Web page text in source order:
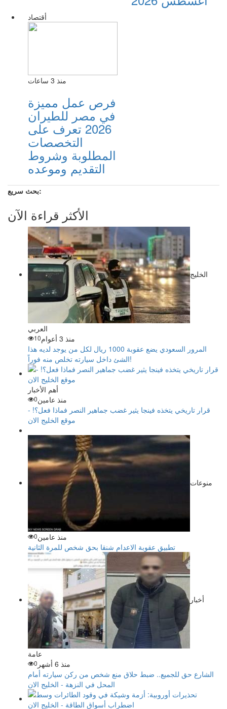
أقتصاد
منذ 3 ساعات
فرص عمل مميزة
في مصر للطيران
2026 تعرف على
التخصصات
المطلوبة وشروط
التقديم وموعده
بحث سريع:
الأكثر قراءة الآن
الخليج
العربي
منذ 3 أعوام
10
المرور السعودي يضع عقوبة 1000 ريال لكل من يوجد لديه هذا
الشئ داخل سيارته تخلص منه فوراً!
أهم الأخبار
منذ عامين0
قرار تاريخي يتخذه فينجا يثير غضب جماهير النصر فماذا فعل؟! -
موقع الخليج الان
منوعات
منذ عامين0
تطبيق عقوبة الاعدام شنقا بحق شخص للمرة الثانية
أخبار
عامة
منذ 6 أشهر
0
الشارع حق للجميع.. ضبط حلاق منع شخص من ركن سيارته أمام
المحل في النزهة - الخليج الان